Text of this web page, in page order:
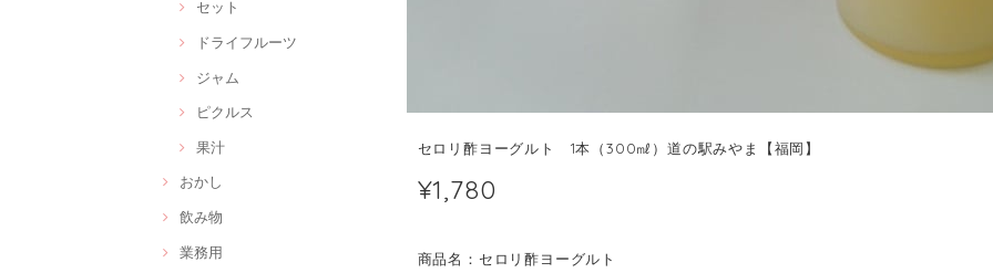
セット
ドライフルーツ
ジャム
ピクルス
果汁
おかし
飲み物
業務用
セロリ酢ヨーグルト 1本（300㎖）道の駅みやま【福岡】
¥1,780
商品名：セロリ酢ヨーグルト